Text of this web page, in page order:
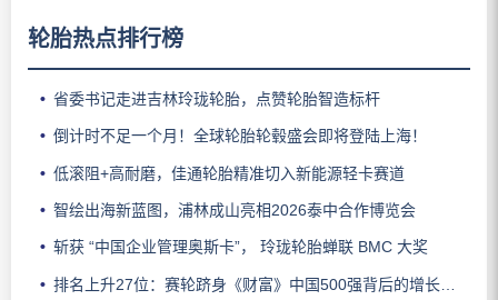
轮胎热点排行榜
省委书记走进吉林玲珑轮胎，点赞轮胎智造标杆
倒计时不足一个月！全球轮胎轮毂盛会即将登陆上海！
低滚阻+高耐磨，佳通轮胎精准切入新能源轻卡赛道
智绘出海新蓝图，浦林成山亮相2026泰中合作博览会
斩获 “中国企业管理奥斯卡”， 玲珑轮胎蝉联 BMC 大奖
排名上升27位：赛轮跻身《财富》中国500强背后的增长逻辑